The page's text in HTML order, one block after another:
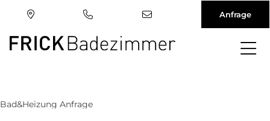
Anfrage
Bad&Heizung Anfrage